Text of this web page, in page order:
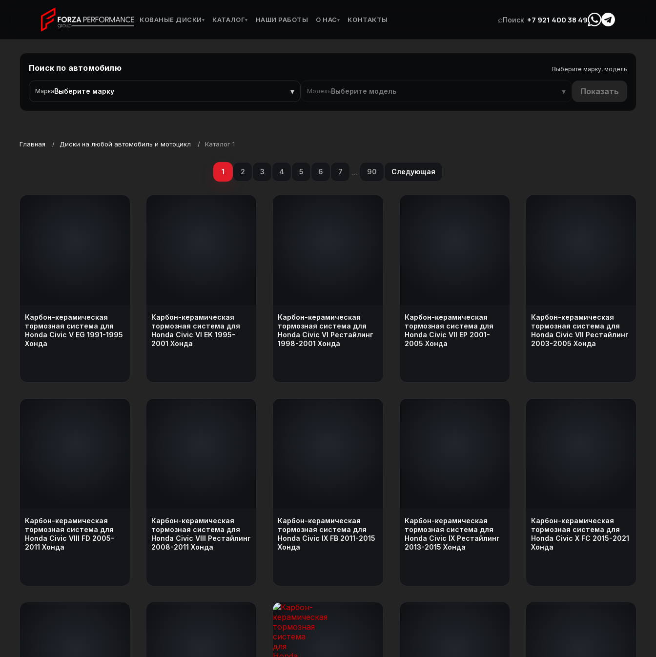
КОВАНЫЕ ДИСКИ▾ КАТАЛОГ▾ НАШИ РАБОТЫ О НАС▾ КОНТАКТЫ ⌕Поиск +7 921 400 38 49
Поиск по автомобилю Выберите марку, модель
МаркаВыберите марку ▾ МодельВыберите модель ▾ Показать
Главная Диски на любой автомобиль и мотоцикл Каталог 1
1 2 3 4 5 6 7 ... 90 Следующая
Карбон-керамическая
тормозная система для
Honda Civic V EG 1991-1995
Хонда
Карбон-керамическая
тормозная система для
Honda Civic VI EK 1995-
2001 Хонда
Карбон-керамическая
тормозная система для
Honda Civic VI Рестайлинг
1998-2001 Хонда
Карбон-керамическая
тормозная система для
Honda Civic VII EP 2001-
2005 Хонда
Карбон-керамическая
тормозная система для
Honda Civic VII Рестайлинг
2003-2005 Хонда
Карбон-керамическая
тормозная система для
Honda Civic VIII FD 2005-
2011 Хонда
Карбон-керамическая
тормозная система для
Honda Civic VIII Рестайлинг
2008-2011 Хонда
Карбон-керамическая
тормозная система для
Honda Civic IX FB 2011-2015
Хонда
Карбон-керамическая
тормозная система для
Honda Civic IX Рестайлинг
2013-2015 Хонда
Карбон-керамическая
тормозная система для
Honda Civic X FC 2015-2021
Хонда